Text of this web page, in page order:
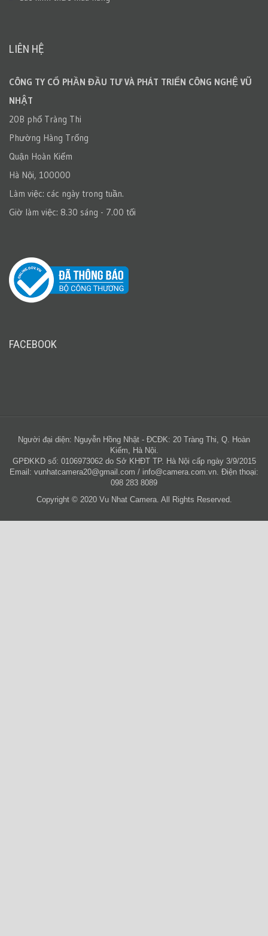
LIÊN HỆ
CÔNG TY CỔ PHẦN ĐẦU TƯ VÀ PHÁT TRIỂN CÔNG NGHỆ VŨ
NHẬT
20B phố Tràng Thi
Phường Hàng Trống
Quận Hoàn Kiếm
Hà Nội, 100000
Làm việc: các ngày trong tuần.
Giờ làm việc: 8.30 sáng - 7.00 tối
FACEBOOK
Người đại diện: Nguyễn Hồng Nhật - ĐCĐK: 20 Tràng Thi, Q. Hoàn
Kiếm, Hà Nội.
GPĐKKD số: 0106973062 do Sở KHĐT TP. Hà Nội cấp ngày 3/9/2015
Email: vunhatcamera20@gmail.com / info@camera.com.vn . Điện thoại:
098 283 8089
Copyright © 2020 Vu Nhat Camera. All Rights Reserved.